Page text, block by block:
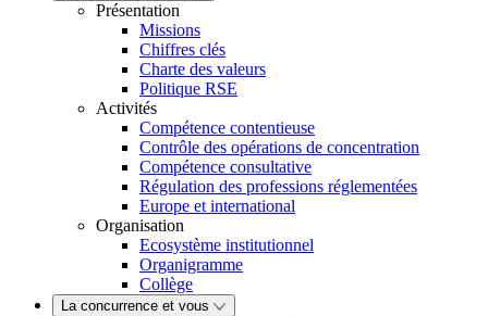
Présentation
Missions
Chiffres clés
Charte des valeurs
Politique RSE
Activités
Compétence contentieuse
Contrôle des opérations de concentration
Compétence consultative
Régulation des professions réglementées
Europe et international
Organisation
Ecosystème institutionnel
Organigramme
Collège
La concurrence et vous